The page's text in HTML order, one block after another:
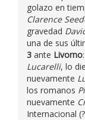
golazo en
Clarence
gravedad
una de sus
3 ante Livorno
Lucarelli, lo
nuevamente
los romanos
nuevamente
Internacional